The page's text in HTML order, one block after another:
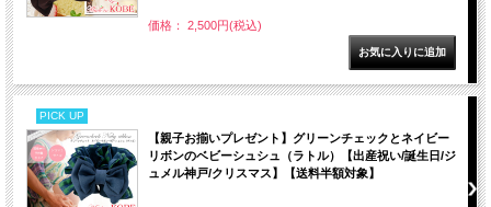
価格： 2,500円(税込)
PICK UP
【親子お揃いプレゼント】グリーンチェックとネイビー
リボンのベビーシュシュ（ラトル）【出産祝い/誕生日/ジ
ュメル神戸/クリスマス】【送料半額対象】